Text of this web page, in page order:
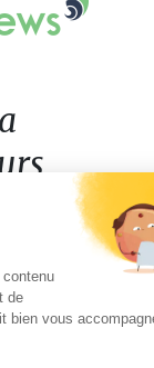
de
bien vous